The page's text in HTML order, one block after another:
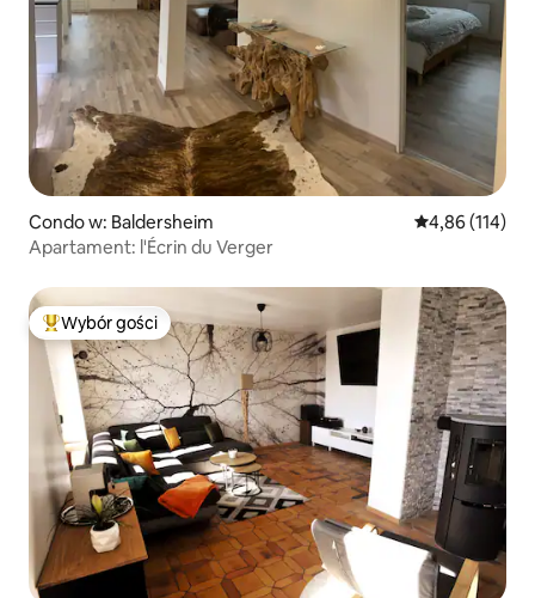
Condo w: Baldersheim Średnia
4,86 (114)
Apartament: l'Écrin du Verger
Najpopularniejsze z kategorii Wybór gości
Wybór gości